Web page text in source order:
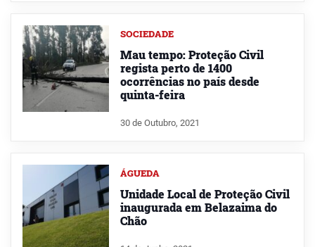
SOCIEDADE
Mau tempo: Proteção Civil
regista perto de 1400
ocorrências no país desde
quinta-feira
30 de Outubro, 2021
ÁGUEDA
Unidade Local de Proteção Civil
inaugurada em Belazaima do
Chão